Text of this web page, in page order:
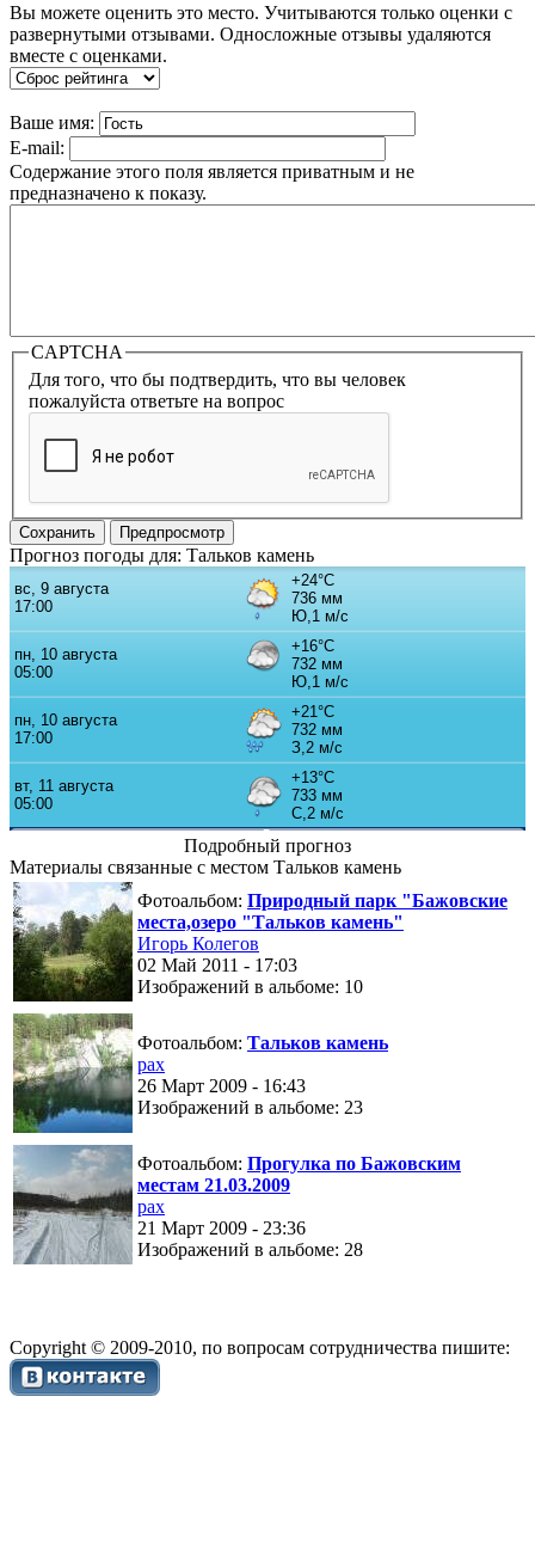
Вы можете оценить это место. Учитываются только оценки с
развернутыми отзывами. Односложные отзывы удаляются
вместе с оценками.
Ваше имя:
E-mail:
Содержание этого поля является приватным и не
предназначено к показу.
CAPTCHA
Для того, что бы подтвердить, что вы человек
пожалуйста ответьте на вопрос
Прогноз погоды для: Тальков камень
Подробный прогноз
Материалы связанные с местом Тальков камень
Фотоальбом: Природный парк "Бажовские
места,озеро "Тальков камень"
Игорь Колегов
02 Май 2011 - 17:03
Изображений в альбоме: 10
Фотоальбом: Тальков камень
pax
26 Март 2009 - 16:43
Изображений в альбоме: 23
Фотоальбом: Прогулка по Бажовским
местам 21.03.2009
pax
21 Март 2009 - 23:36
Изображений в альбоме: 28
Copyright © 2009-2010, по вопросам сотрудничества пишите: